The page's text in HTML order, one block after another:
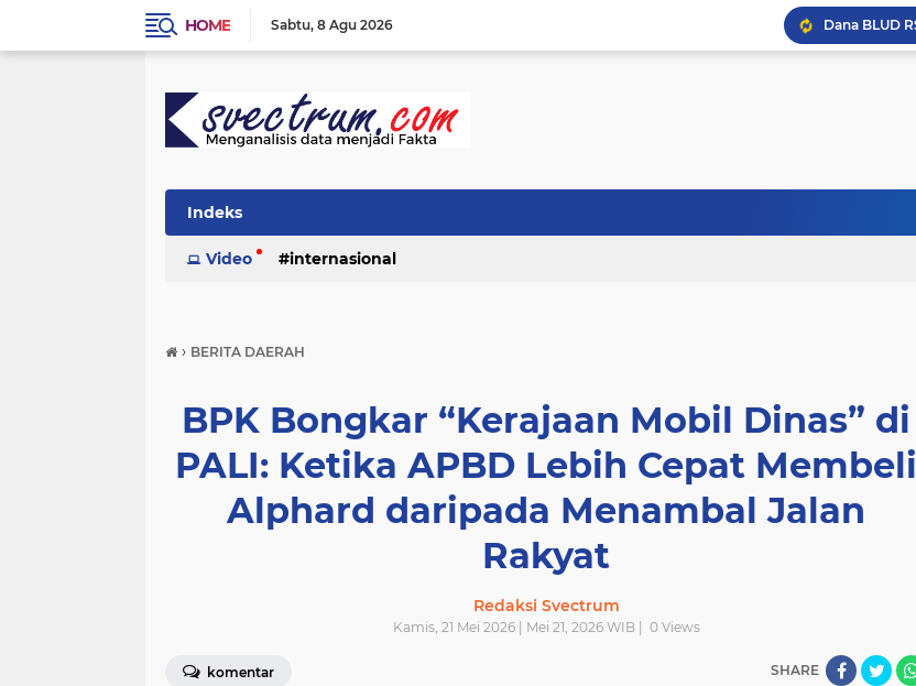
HOME Sabtu 8 Agu 2026
Indeks
Video internasional
› BERITA DAERAH
BPK Bongkar “Kerajaan Mobil Dinas” di
PALI: Ketika APBD Lebih Cepat Membeli
Alphard daripada Menambal Jalan
Rakyat
Redaksi Svectrum
Kamis, 21 Mei 2026 | Mei 21, 2026 WIB | 0Views
komentar SHARE